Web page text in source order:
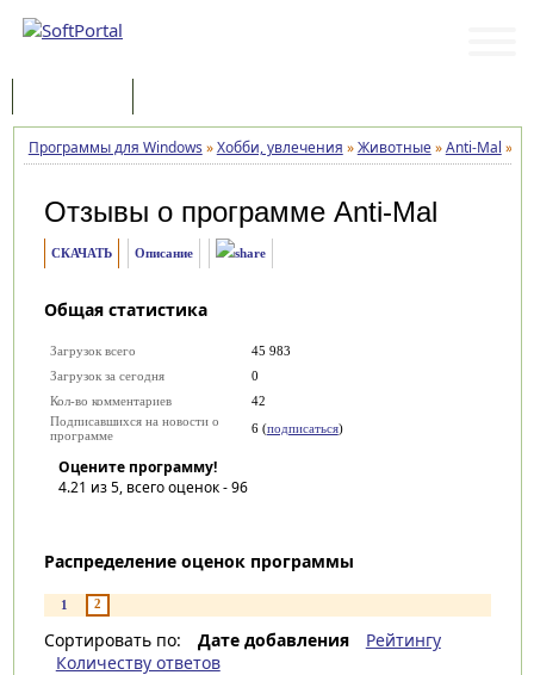
Программы для Windows »Хобби, увлечения »Животные»Anti-Mal »
Отзывы о программе Anti-Mal
СКАЧАТЬ Описание
Общая статистика
Загрузок всего
45 983
Загрузок за сегодня
0
Кол-во комментариев
42
Подписавшихся на новости о
программе
6 (подписаться)
Оцените программу!
4.21 из 5, всего оценок -96
Распределение оценок программы
1 2
Сортировать по: Дате добавления
Рейтингу
Количеству ответов